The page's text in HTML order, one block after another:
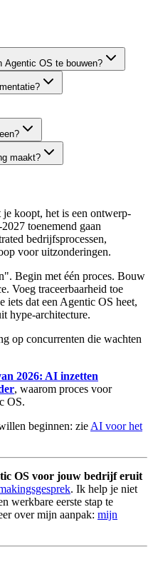
Agentic OS te bouwen?
maakt?
koopt, het is een ontwerp-
toenemend gaan
bedrijfsprocessen,
voor uitzonderingen.
Begin met één proces. Bouw
Voeg traceerbaarheid toe
iets dat een Agentic OS heet,
hype-architecture.
op concurrenten die wachten
2026: AI inzetten
, waarom proces voor
OS.
beginnen: zie AI voor het
OS voor jouw bedrijf eruit
. Ik help je niet
werkbare eerste stap te
over mijn aanpak: mijn